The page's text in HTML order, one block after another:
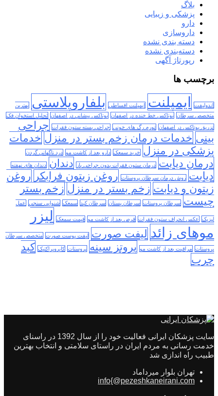
بلاگ
پزشکی و زیبایی
دارو
داروسازی
دسته بندی نشده
دسته‌بندی نشده
رپورتاژ آگهی
برچسب ها
اندولیفت ایمپلنت ایمپلنت اقساطی بلفاروپلاستی
بهترین
متخصص سرطان بوتاکس خط خنده در اصفهان بوتاکس پیشانی در اصفهان تحلیل استخوان فک
تزریق بوتاکس در اصفهان تورم رگ های خونی جراحی بسته ستون فقرات
جراحی
بینی خدمات درمان زخم بستر در منزل خدمات
پزشکی در منزل
خرید سمعک دارو بعد از کاشت مو درد ناگهانی گردن
درمان دیابت درمان ستون فقرات بدون جراحی باز دندان دندان های نهفته
دیابت روش درمان سرطان پروستات روغن زیتون فرابکر روغن
زیتون و دیابت زخم بستر در منزل زخم بستر
چیست سرطان پروستات سرطان پستان سرطان کبد سمعک شنوایی سنجی عمل
لیزیک عکس انحراف ستون فقرات قرص بعد از کاشت مو قیمت سمعک
لیزر
موهای زائد لیفت صورت لیفت پوست صورت متخصص سرطان
پروستات مراقبت بعد از کاشت مو پروتز سینه پروستات کایروپراکتیک کبد
چرب
سایت پزشکان ایرانی فعالیت خود را از سال 1392 در راسنای
خدمت رسانی به مردم ایران در راستای سلامتی و انتخاب بهترین
طبیب راه اندازی شد
تهران بلوار میرداماد
info{@pezeshkaneirani.com